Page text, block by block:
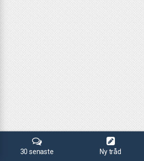
30 senaste Ny tråd